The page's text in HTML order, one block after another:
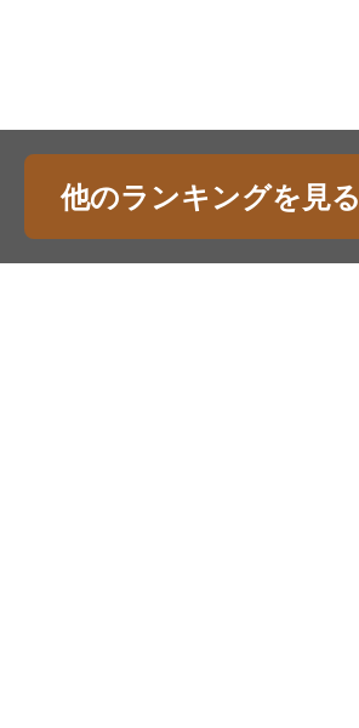
他のランキングを見る